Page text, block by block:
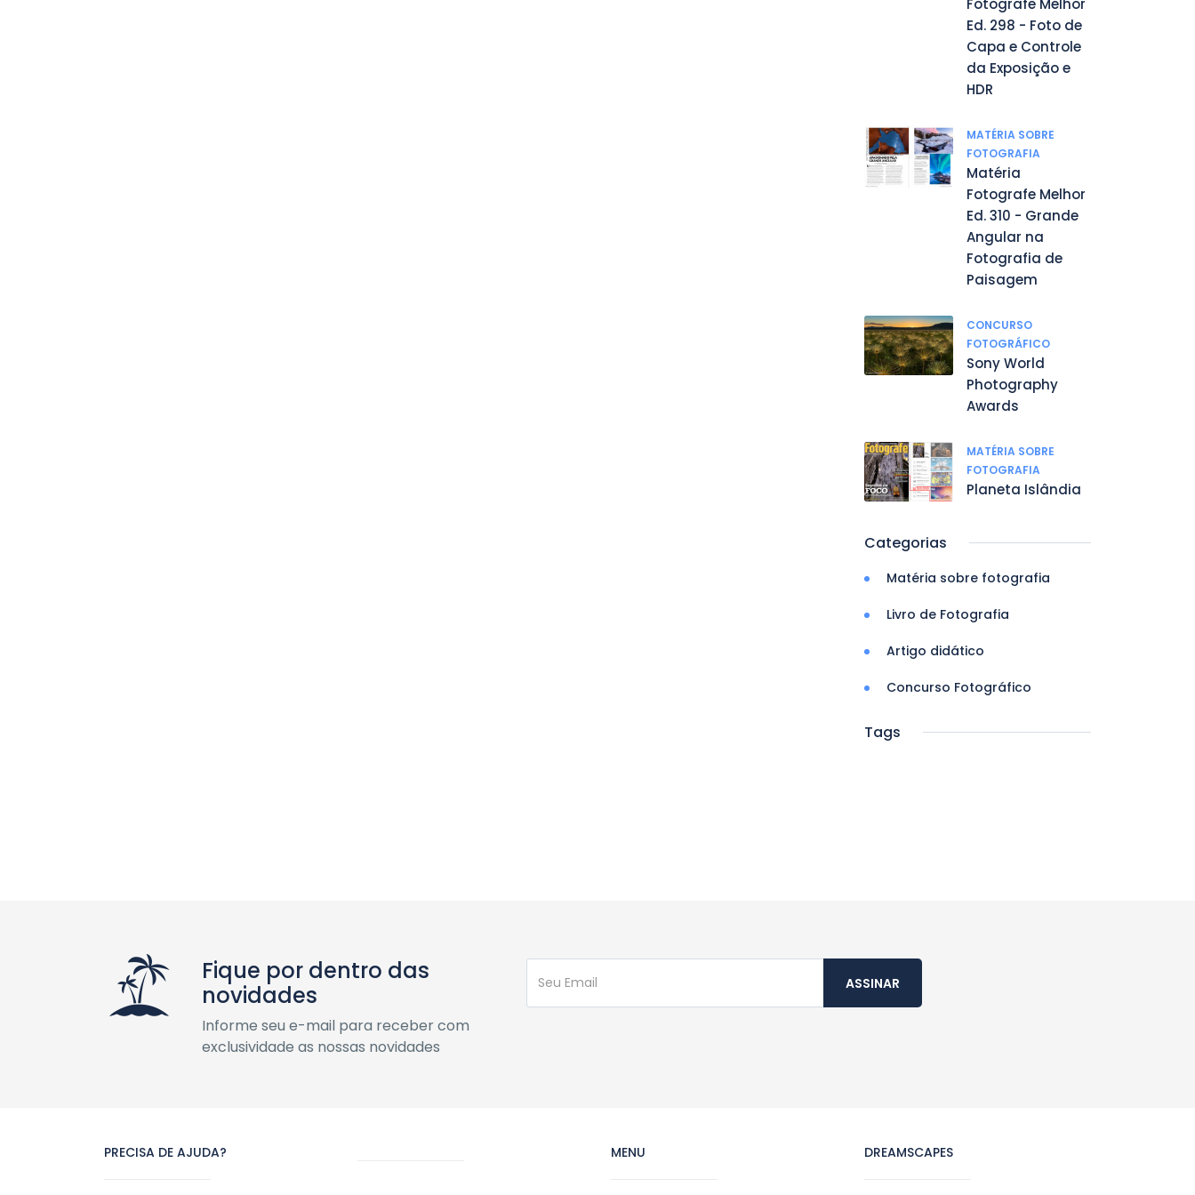
Fotografe Melhor
Ed. 298 - Foto de
Capa e Controle
da Exposição e
HDR
MATÉRIA SOBRE
FOTOGRAFIA
Matéria
Fotografe Melhor
Ed. 310 - Grande
Angular na
Fotografia de
Paisagem
CONCURSO
FOTOGRÁFICO
Sony World
Photography
Awards
MATÉRIA SOBRE
FOTOGRAFIA
Planeta Islândia
Categorias
Matéria sobre fotografia
Livro de Fotografia
Artigo didático
Concurso Fotográfico
Tags
Fique por dentro das
novidades
Informe seu e-mail para receber com
exclusividade as nossas novidades
ASSINAR
PRECISA DE AJUDA? MENU DREAMSCAPES